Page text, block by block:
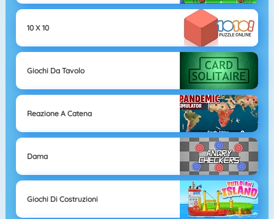
10 X 10
Giochi Da Tavolo
Reazione A Catena
Dama
Giochi Di Costruzioni